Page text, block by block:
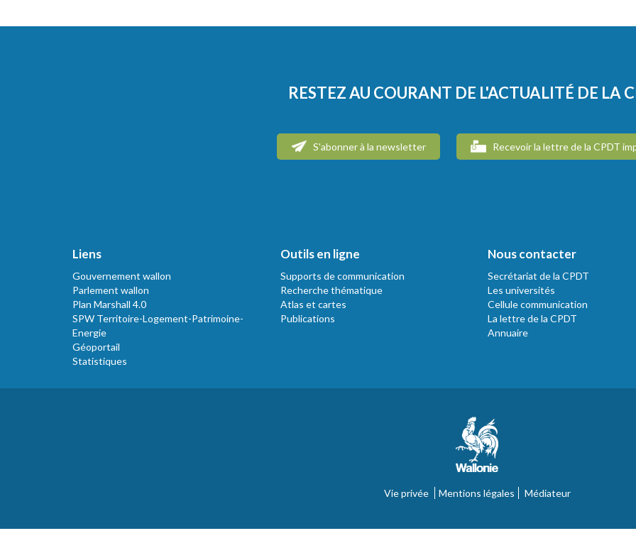
RESTEZ AU COURANT DE L'ACTUALITÉ DE LA
S'abonner à la newsletter Recevoir la lettre de la CPDT
Liens
Gouvernement wallon
Parlement wallon
Plan Marshall 4.0
SPW Territoire-Logement-Patrimoine-
Energie
Géoportail
Statistiques
Outils en ligne
Supports de communication
Recherche thématique
Atlas et cartes
Publications
Nous contacter
Secrétariat de la CPDT
Les universités
Cellule communication
La lettre de la CPDT
Annuaire
Vie privée Mentions légales Médiateur